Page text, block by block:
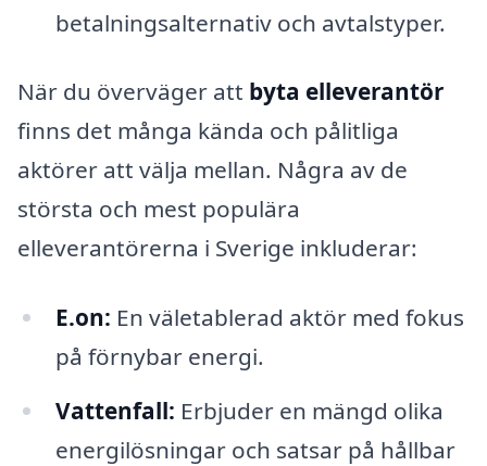
betalningsalternativ och avtalstyper.
När du överväger att byta elleverantör
finns det många kända och pålitliga
aktörer att välja mellan. Några av de
största och mest populära
elleverantörerna i Sverige inkluderar:
E.on: En väletablerad aktör med fokus
på förnybar energi.
Vattenfall: Erbjuder en mängd olika
energilösningar och satsar på hållbar